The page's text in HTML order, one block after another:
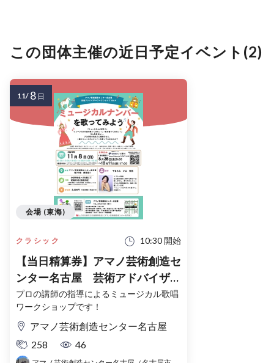
この団体主催の近日予定イベント(2)
クラシック 10:30 開始
【当日精算券】アマノ芸術創造セ
ンター名古屋 芸術アドバイザー
ワークショップVol.4 ミュージ
カルナンバーを歌ってみよう
プロの講師の指導によるミュージカル歌唱
ワークショップです！
アマノ芸術創造センター名古屋
258
46
会場 (東海)
11/ 8 日